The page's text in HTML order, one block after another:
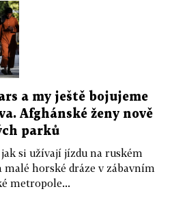
a my ještě bojujeme
Afghánské ženy nově
parků
si užívají jízdu na ruském
horské dráze v zábavním
metropole...